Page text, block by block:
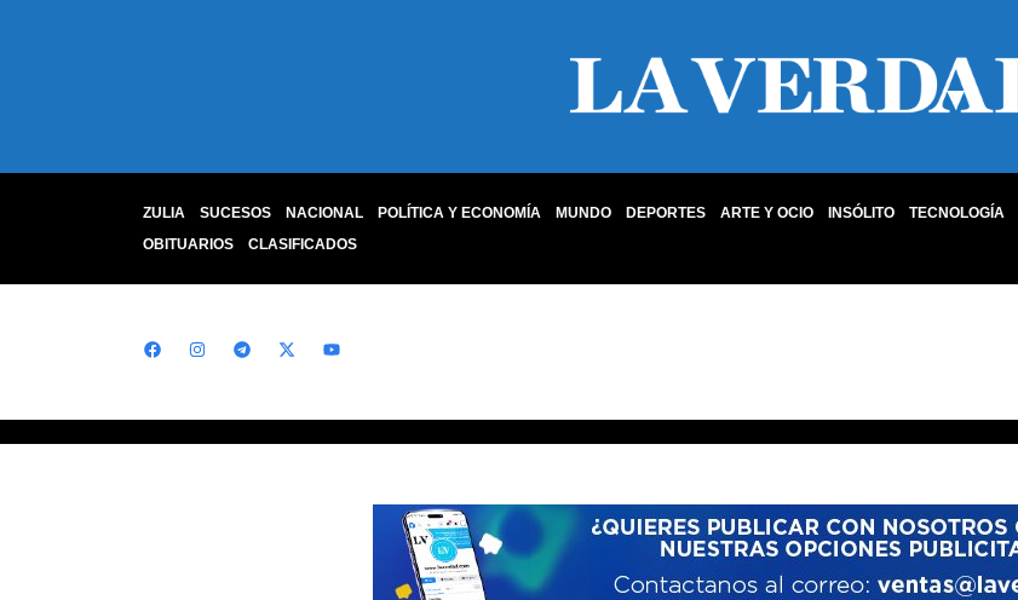
ZULIA SUCESOS NACIONAL POLÍTICA Y ECONOMÍA MUNDO DEPORTES ARTE Y OCIO INSÓLITO TECNOLOGÍA
OBITUARIOS
CLASIFICADOS